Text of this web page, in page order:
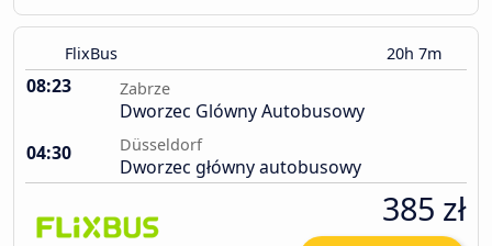
FlixBus 20h 7m
08:23 Zabrze
Dworzec Glówny Autobusowy
04:30
Düsseldorf
Dworzec główny autobusowy
385 zł